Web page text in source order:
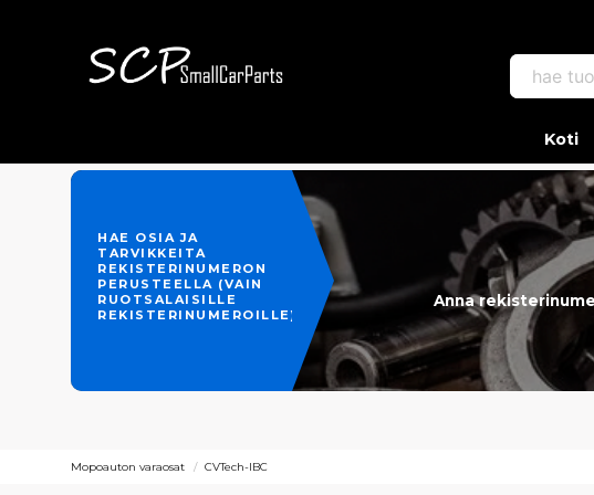
hae
Koti
HAE OSIA JA
TARVIKKEITA
REKISTERINUMERON
PERUSTEELLA (VAIN
RUOTSALAISILLE
REKISTERINUMEROILLE)
Anna
Mopoauton varaosat CVTech-IBC